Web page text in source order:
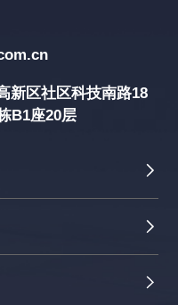
新区社区科技南路18
B1座20层